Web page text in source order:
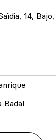
14,
Badal